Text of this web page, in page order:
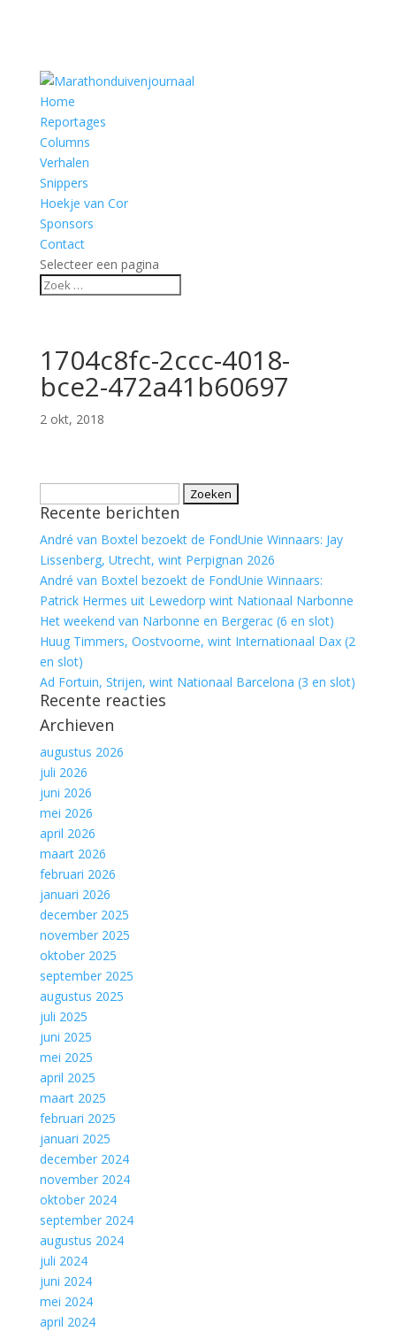
Home
Reportages
Columns
Verhalen
Snippers
Hoekje van Cor
Sponsors
Contact
Selecteer een pagina
1704c8fc-2ccc-4018-
bce2-472a41b60697
2 okt, 2018
naar:
Recente berichten
André van Boxtel bezoekt de FondUnie Winnaars: Jay
Lissenberg, Utrecht, wint Perpignan 2026
André van Boxtel bezoekt de FondUnie Winnaars:
Patrick Hermes uit Lewedorp wint Nationaal Narbonne
Het weekend van Narbonne en Bergerac (6 en slot)
Huug Timmers, Oostvoorne, wint Internationaal Dax (2
en slot)
Ad Fortuin, Strijen, wint Nationaal Barcelona (3 en slot)
Recente reacties
Archieven
augustus 2026
juli 2026
juni 2026
mei 2026
april 2026
maart 2026
februari 2026
januari 2026
december 2025
november 2025
oktober 2025
september 2025
augustus 2025
juli 2025
juni 2025
mei 2025
april 2025
maart 2025
februari 2025
januari 2025
december 2024
november 2024
oktober 2024
september 2024
augustus 2024
juli 2024
juni 2024
mei 2024
april 2024